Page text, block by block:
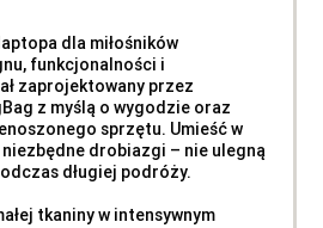
dla miłośników
funkcjonalności i
zaprojektowany przez
z myślą o wygodzie oraz
sprzętu. Umieść w
drobiazgi – nie ulegną
długiej podróży.
tkaniny w intensywnym